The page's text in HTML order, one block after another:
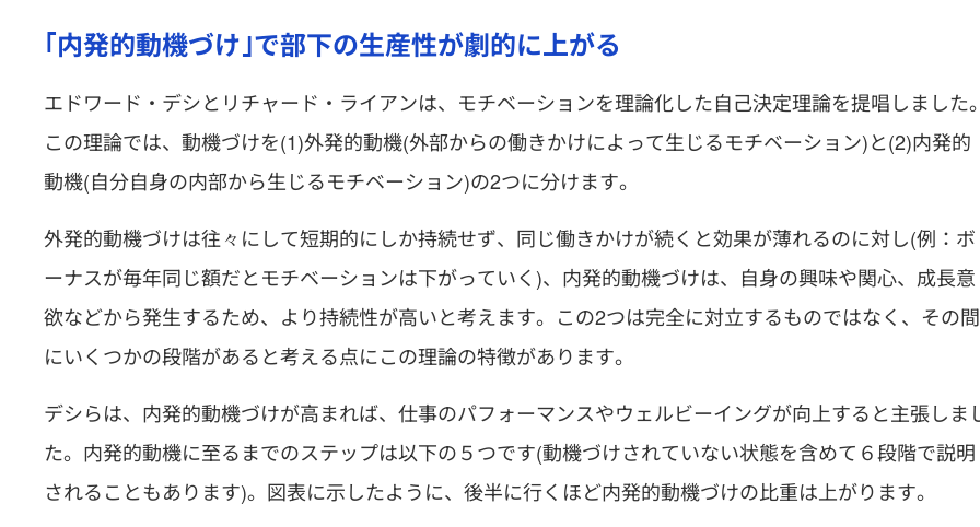
｢内発的動機づけ｣で部下の生産性が劇的に上がる
エドワード・デシとリチャード・ライアンは、モチベーションを理論化した自己決定理論を提唱しました
この理論では、動機づけを(1)外発的動機(外部からの働きかけによって生じるモチベーション)と(2)内発的
動機(自分自身の内部から生じるモチベーション)の2つに分けます。
外発的動機づけは往々にして短期的にしか持続せず、同じ働きかけが続くと効果が薄れるのに対し(例：ボ
ーナスが毎年同じ額だとモチベーションは下がっていく)、内発的動機づけは、自身の興味や関心、成長意
欲などから発生するため、より持続性が高いと考えます。この2つは完全に対立するものではなく、その間
にいくつかの段階があると考える点にこの理論の特徴があります。
デシらは、内発的動機づけが高まれば、仕事のパフォーマンスやウェルビーイングが向上すると主張しま
た。内発的動機に至るまでのステップは以下の５つです(動機づけされていない状態を含めて６段階で説明
されることもあります)。図表に示したように、後半に行くほど内発的動機づけの比重は上がります。